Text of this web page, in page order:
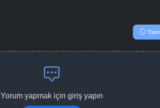
Yeni
Yorum yapmak için giriş yapın